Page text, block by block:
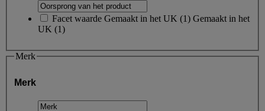
Facet waarde Gemaakt in het UK (1) Gemaakt in het
UK (1)
Merk
Merk